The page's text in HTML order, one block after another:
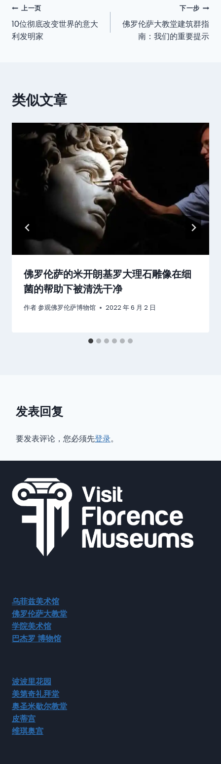
文
章
上一页
10位彻底改变世界的意大
利发明家
下一步
佛罗伦萨大教堂建筑群指
南：我们的重要提示
类似文章
佛罗伦萨的米开朗基罗大理石雕像在细
菌的帮助下被清洗干净
作者参观佛罗伦萨博物馆 2022 年 6 月 2 日
发表回复
要发表评论，您必须先登录。
乌菲兹美术馆
佛罗伦萨大教堂
学院美术馆
巴杰罗 博物馆
波波里花园
美第奇礼拜堂
奥圣米歇尔教堂
皮蒂宫
维琪奥宫